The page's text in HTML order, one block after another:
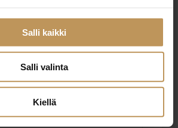
Salli kaikki
Salli valinta
Kiellä